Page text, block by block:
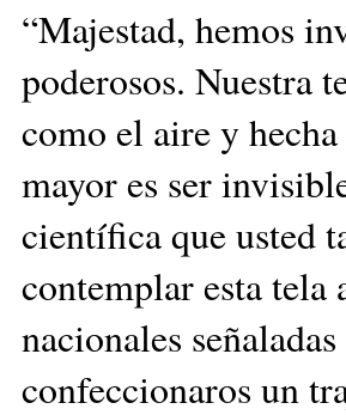
“Majestad, hemos
poderosos. Nuestra
como el aire y
mayor es ser
científica que usted
contemplar esta
nacionales
confeccionaros un